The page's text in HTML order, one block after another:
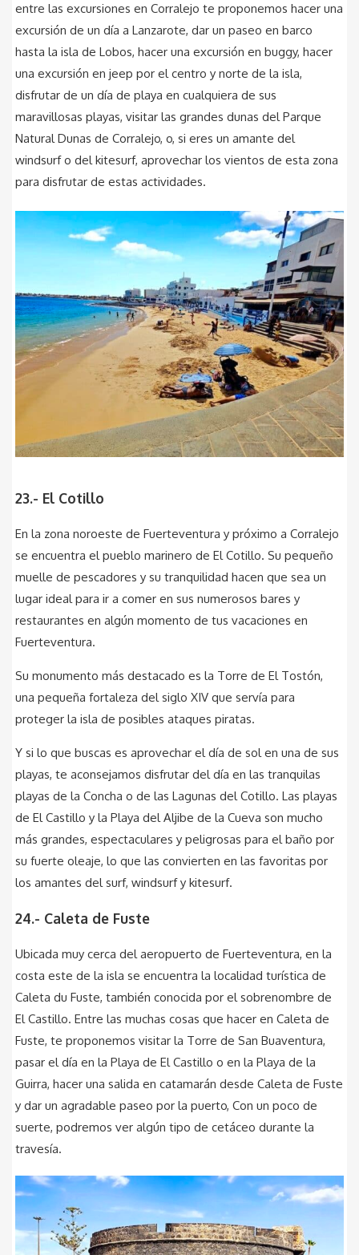
entre las excursiones en Corralejo te proponemos hacer una
excursión de un día a Lanzarote, dar un paseo en barco
hasta la isla de Lobos, hacer una excursión en buggy, hacer
una excursión en jeep por el centro y norte de la isla,
disfrutar de un día de playa en cualquiera de sus
maravillosas playas, visitar las grandes dunas del Parque
Natural Dunas de Corralejo, o, si eres un amante del
windsurf o del kitesurf, aprovechar los vientos de esta zona
para disfrutar de estas actividades.
23.- El Cotillo
En la zona noroeste de Fuerteventura y próximo a Corralejo
se encuentra el pueblo marinero de El Cotillo. Su pequeño
muelle de pescadores y su tranquilidad hacen que sea un
lugar ideal para ir a comer en sus numerosos bares y
restaurantes en algún momento de tus vacaciones en
Fuerteventura.
Su monumento más destacado es la Torre de El Tostón,
una pequeña fortaleza del siglo XIV que servía para
proteger la isla de posibles ataques piratas.
Y si lo que buscas es aprovechar el día de sol en una de sus
playas, te aconsejamos disfrutar del día en las tranquilas
playas de la Concha o de las Lagunas del Cotillo. Las playas
de El Castillo y la Playa del Aljibe de la Cueva son mucho
más grandes, espectaculares y peligrosas para el baño por
su fuerte oleaje, lo que las convierten en las favoritas por
los amantes del surf, windsurf y kitesurf.
24.- Caleta de Fuste
Ubicada muy cerca del aeropuerto de Fuerteventura, en la
costa este de la isla se encuentra la localidad turística de
Caleta du Fuste, también conocida por el sobrenombre de
El Castillo. Entre las muchas cosas que hacer en Caleta de
Fuste, te proponemos visitar la Torre de San Buaventura,
pasar el día en la Playa de El Castillo o en la Playa de la
Guirra, hacer una salida en catamarán desde Caleta de Fuste
y dar un agradable paseo por la puerto, Con un poco de
suerte, podremos ver algún tipo de cetáceo durante la
travesía.